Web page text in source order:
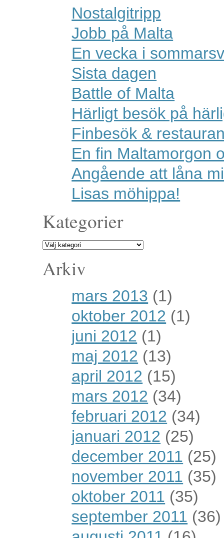
Nostalgitripp
Jobb på Malta
En vecka i
Sista dagen
Battle of Malta
Härligt besök på
Finbesök &
En fin Maltamorgon
Angående att låna
Lisas möhippa!
Kategorier
Arkiv
mars 2013 (1)
oktober 2012 (1)
juni 2012 (1)
maj 2012 (13)
april 2012 (15)
mars 2012 (34)
februari 2012 (34)
januari 2012 (25)
december 2011 (25)
november 2011 (35)
oktober 2011 (35)
september 2011 (36)